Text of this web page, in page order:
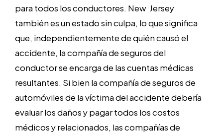
para todos los conductores. New Jersey
también es un estado sin culpa, lo que significa
que, independientemente de quién causó el
accidente, la compañía de seguros del
conductor se encarga de las cuentas médicas
resultantes. Si bien la compañía de seguros de
automóviles de la víctima del accidente debería
evaluar los daños y pagar todos los costos
médicos y relacionados, las compañías de